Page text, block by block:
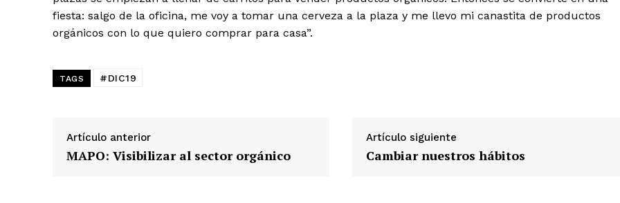
fiesta: salgo de la oficina, me voy a tomar una cerveza a la plaza y me llevo mi canastita de productos
orgánicos con lo que quiero comprar para casa”.
TAGS #DIC19
Artículo anterior
MAPO: Visibilizar al sector orgánico
Artículo siguiente
Cambiar nuestros hábitos